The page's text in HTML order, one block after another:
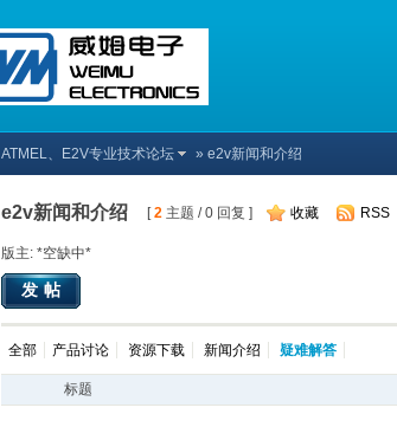
ATMEL、E2V专业技术论坛 » e2v新闻和介绍
e2v新闻和介绍 [2 主题 / 0 回复 ] 收藏 RSS
版主: *空缺中*
发帖
全部 产品讨论 资源下载 新闻介绍 疑难解答
标题